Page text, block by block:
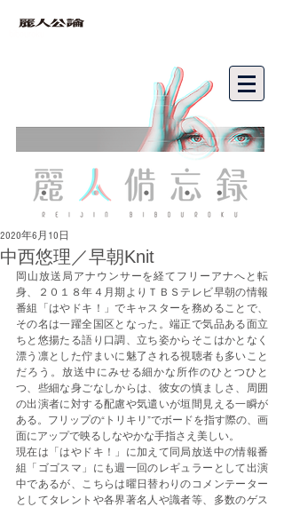
中西悠理／早朝Knit
2020年6月10日
岡山放送局アナウンサーを経てフリーアナへと転
身、２０１８年４月期よりＴＢＳテレビ早朝の情報
番組「はやドキ！」でキャスターを務めることで、
その名は一躍全国区となった。端正で気品ある面立
ちと悠揚たる語り口調、立ち姿からそこはかとなく
漂う凛とした佇まいに魅了される視聴者も多いこと
だろう。放送中にみせる細かな所作のひとつひと
つ、些細な身ごなしからは、彼女の慎ましさ、周囲
の出演者に対する配慮や気遣いが垣間見える一瞬が
ある。フリップの“トリキリ”でボードを指す際の、画
面にアップで映るしなやかな手指さえ美しい。
現在は「はやドキ！」に加えて同局放送中の情報番
組「ゴゴスマ」にも週一回のレギュラーとして出演
中であるが、こちらは曜日替わりのコメンテーター
としてタレントや各界著名人や識者等、多数のゲス